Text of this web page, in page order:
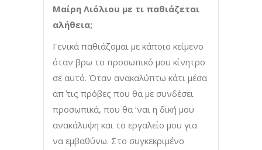
Μαίρη Λιόλιου με τι παθιάζεται
αλήθεια;
Γενικά παθιάζομαι με κάποιο κείμενο
όταν βρω το προσωπικό μου κίνητρο
σε αυτό. Όταν ανακαλύπτω κάτι μέσα
απ΄ τις πρόβες που θα με συνδέσει
προσωπικά, που θα ‘ναι η δική μου
ανακάλυψη και το εργαλείο μου για
να εμβαθύνω. Στο συγκεκριμένο